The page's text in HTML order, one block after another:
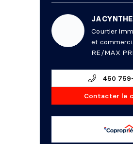
Courtier
et
RE/MAX
450
Contacter le